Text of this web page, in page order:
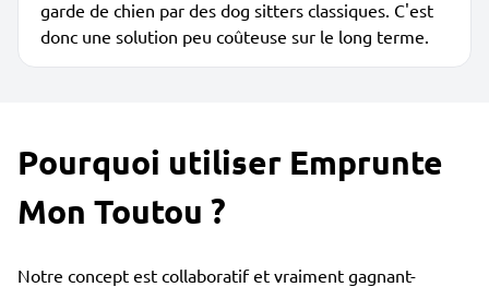
garde de chien par des dog sitters classiques. C'est
donc une solution peu coûteuse sur le long terme.
Pourquoi utiliser Emprunte
Mon Toutou ?
Notre concept est collaboratif et vraiment gagnant-